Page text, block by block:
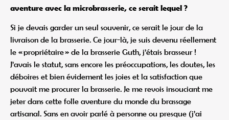
aventure avec la microbrasserie, ce serait lequel ?
Si je devais garder un seul souvenir, ce serait le jour de la
livraison de la brasserie. Ce jour-là, je suis devenu réellement
le « propriétaire » de la brasserie Guth, j’étais brasseur !
J’avais le statut, sans encore les préoccupations, les doutes, les
déboires et bien évidement les joies et la satisfaction que
pouvait me procurer la brasserie. Je me revois insouciant me
jeter dans cette folle aventure du monde du brassage
artisanal. Sans en avoir parlé à personne ou presque (j’ai